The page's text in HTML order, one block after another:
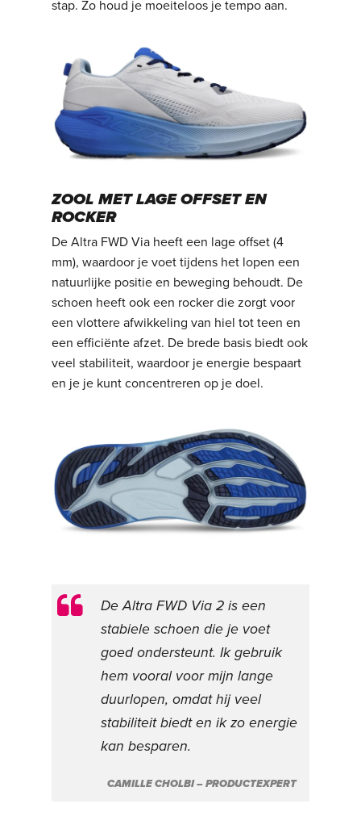
stap. Zo houd je moeiteloos je tempo aan.
ZOOL MET LAGE OFFSET EN
ROCKER
De Altra FWD Via heeft een lage offset (4
mm), waardoor je voet tijdens het lopen een
natuurlijke positie en beweging behoudt. De
schoen heeft ook een rocker die zorgt voor
een vlottere afwikkeling van hiel tot teen en
een efficiënte afzet. De brede basis biedt ook
veel stabiliteit, waardoor je energie bespaart
en je je kunt concentreren op je doel.
De Altra FWD Via 2 is een
stabiele schoen die je voet
goed ondersteunt. Ik gebruik
hem vooral voor mijn lange
duurlopen, omdat hij veel
stabiliteit biedt en ik zo energie
kan besparen.
CAMILLE CHOLBI – PRODUCTEXPERT